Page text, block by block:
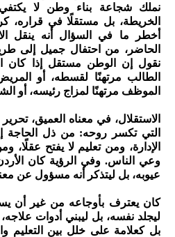
نملك شجاعة بناء وطن لا
الخريطة، بل مستقلًا في قراره،
أخطر ما في السؤال أنه ينقل
الحاضر، من احتفال جميل إلى
نقول إن الوطن مستقل إذا كان
الطالب مرتهنًا لقسطه، أو
الموظف مرتهنًا لمزاج رئيسه، أو
الاستقلال، في معناه العميق،
التي تكسر روحه: من ذل
الإدارة، ومن تعليم لا يفتح
وعي الناس. وفي الرؤية كان
عيوبه، بل ليتذكر أنه مسؤول عن
كان يعترف بأوجاعه من غير أن
ليجلد نفسه، بل ليبني أدوات
بل كعلامة على خلل بين التعليم